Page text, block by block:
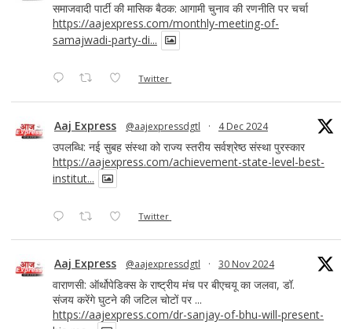
समाजवादी पार्टी की मासिक बैठक: आगामी चुनाव की रणनीति पर चर्चा
https://aajexpress.com/monthly-meeting-of-
samajwadi-party-di...
Twitter
Aaj Express @aajexpressdgtl · 4 Dec 2024
उपलब्धि: नई सुबह संस्था को राज्य स्तरीय सर्वश्रेष्ठ संस्था पुरस्कार
https://aajexpress.com/achievement-state-level-best-
institut...
Twitter
Aaj Express @aajexpressdgtl · 30 Nov 2024
वाराणसी: ऑर्थोपेडिक्स के राष्ट्रीय मंच पर बीएचयू का जलवा, डॉ.
संजय करेंगे घुटने की जटिल चोटों पर ...
https://aajexpress.com/dr-sanjay-of-bhu-will-present-